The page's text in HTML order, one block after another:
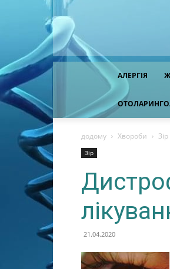
АЛЕРГІЯ
додому Хвороби Зір
Зір
21.04.2020